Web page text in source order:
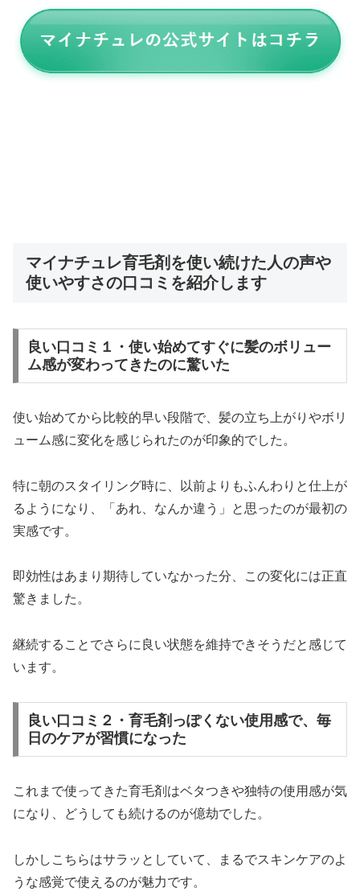
マイナチュレ育毛剤を使い続けた人の声や
使いやすさの口コミを紹介します
良い口コミ１・使い始めてすぐに髪のボリュー
ム感が変わってきたのに驚いた
使い始めてから比較的早い段階で、髪の立ち上がりやボリ
ューム感に変化を感じられたのが印象的でした。
特に朝のスタイリング時に、以前よりもふんわりと仕上が
るようになり、「あれ、なんか違う」と思ったのが最初の
実感です。
即効性はあまり期待していなかった分、この変化には正直
驚きました。
継続することでさらに良い状態を維持できそうだと感じて
います。
良い口コミ２・育毛剤っぽくない使用感で、毎
日のケアが習慣になった
これまで使ってきた育毛剤はベタつきや独特の使用感が気
になり、どうしても続けるのが億劫でした。
しかしこちらはサラッとしていて、まるでスキンケアのよ
うな感覚で使えるのが魅力です。